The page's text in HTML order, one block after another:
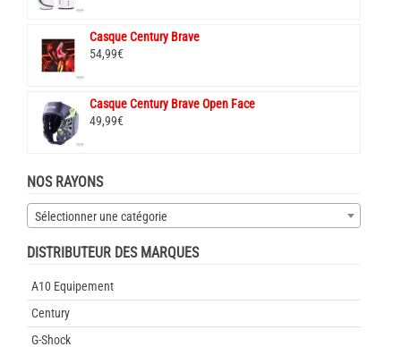
Casque Century Brave
54,99€
Casque Century Brave Open Face
49,99€
NOS RAYONS
Sélectionner une catégorie
DISTRIBUTEUR DES MARQUES
A10 Equipement
Century
G-Shock